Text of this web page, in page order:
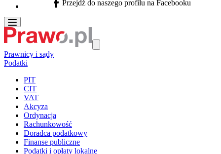
Facebook - otwiera się w nowej karcie
Przejdź do naszego profilu na Facebooku
Prawnicy i sądy
Podatki
PIT
CIT
VAT
Akcyza
Ordynacja
Rachunkowość
Doradca podatkowy
Finanse publiczne
Podatki i opłaty lokalne